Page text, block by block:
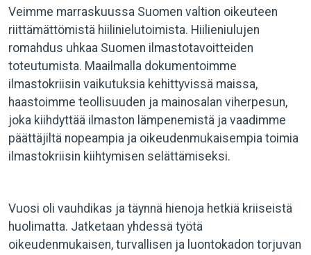
Veimme marraskuussa Suomen valtion oikeuteen
riittämättömistä hiilinielutoimista. Hiilieniulujen
romahdus uhkaa Suomen ilmastotavoitteiden
toteutumista. Maailmalla dokumentoimme
ilmastokriisin vaikutuksia kehittyvissä maissa,
haastoimme teollisuuden ja mainosalan viherpesun,
joka kiihdyttää ilmaston lämpenemistä ja vaadimme
päättäjiltä nopeampia ja oikeudenmukaisempia toimia
ilmastokriisin kiihtymisen selättämiseksi.
Vuosi oli vauhdikas ja täynnä hienoja hetkiä kriiseistä
huolimatta. Jatketaan yhdessä työtä
oikeudenmukaisen, turvallisen ja luontokadon torjuvan